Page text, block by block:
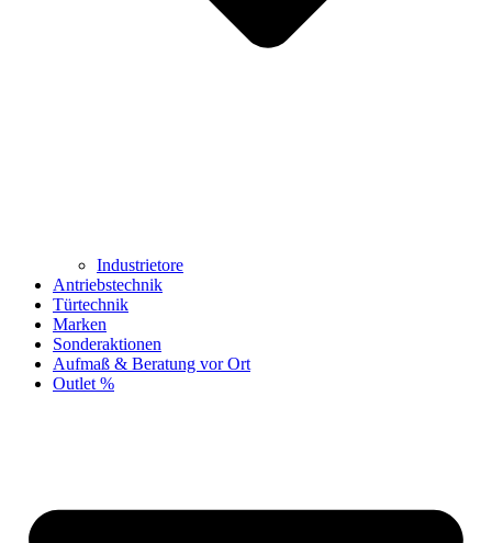
Industrietore
Antriebstechnik
Türtechnik
Marken
Sonderaktionen
Aufmaß & Beratung vor Ort
Outlet %